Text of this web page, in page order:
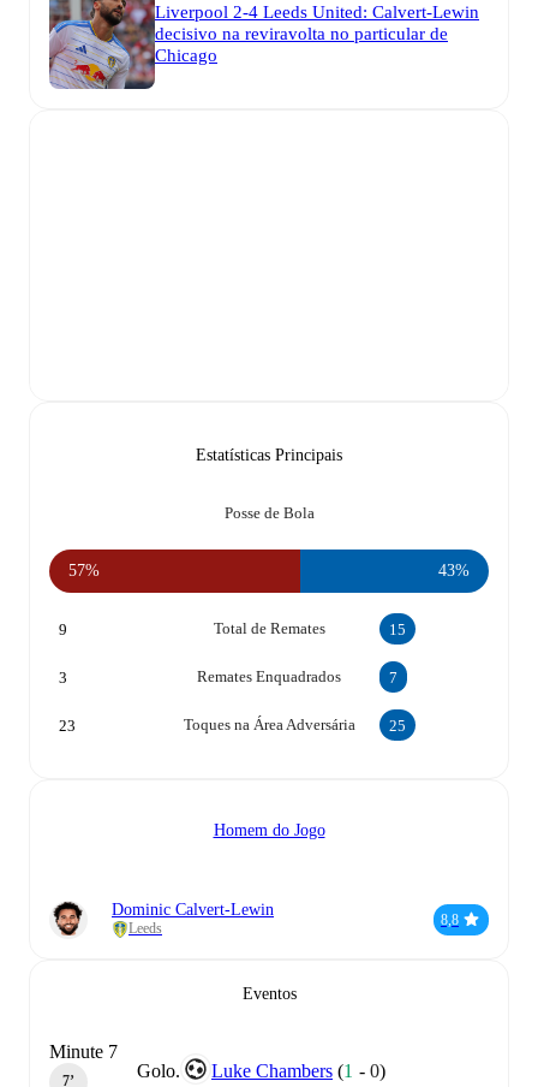
Liverpool 2-4 Leeds United: Calvert-Lewin
decisivo na reviravolta no particular de
Chicago
Estatísticas Principais
Posse de Bola
57% 43%
Total de Remates
9 15
Remates Enquadrados
3 7
Toques na Área Adversária
23 25
Homem do Jogo
Dominic Calvert-Lewin
Leeds
8,8
Eventos
Golo. Luke Chambers (1 -0)
Minute 7
7‎’‎